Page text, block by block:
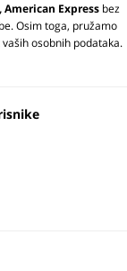
American Express bez
Osim toga, pružamo
osobnih podataka.